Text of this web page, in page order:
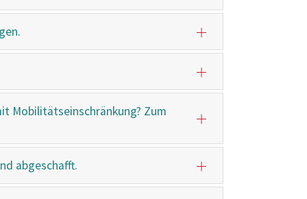
Mobilitätseinschränkung? Zum
abgeschafft.